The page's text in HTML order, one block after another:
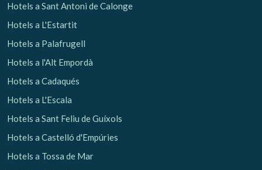
Gestionar la meva reserva
Hotels a Sant Antoni de Calonge
Hotels a L'Estartit
Hotels a Palafrugell
Hotels a l'Alt Empordà
Hotels a Cadaqués
Hotels a L'Escala
Hotels a Sant Feliu de Guíxols
Hotels a Castelló d'Empúries
Hotels a Tossa de Mar